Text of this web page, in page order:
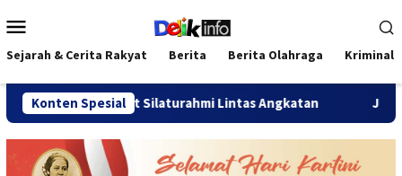
ke
kontenMobile
Sejarah & Cerita Rakyat Berita Berita Olahraga Kriminal
Konten Spesial
Pererat Silaturahmi Lintas Angkatan Jalan Sehat Temu